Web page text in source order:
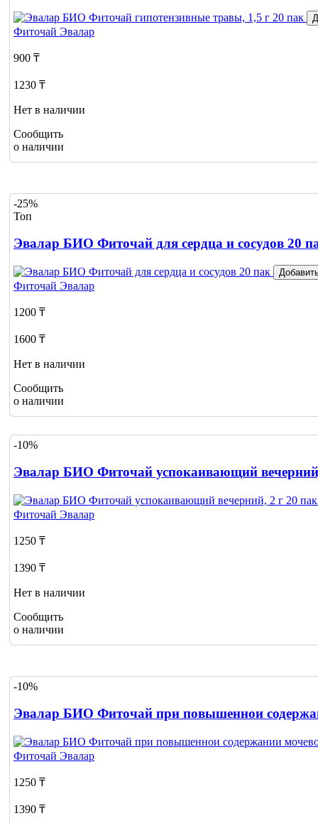
Фиточай Эвалар
900 ₸
1230 ₸
Нет в наличии
Сообщить
о наличии
-25%
Топ
Эвалар БИО Фиточай для сердца и сосудов 20
Фиточай Эвалар
1200 ₸
1600 ₸
Нет в наличии
Сообщить
о наличии
-10%
Эвалар БИО Фиточай успокаивающий
Фиточай Эвалар
1250 ₸
1390 ₸
Нет в наличии
Сообщить
о наличии
-10%
Эвалар БИО Фиточай при повышеннои
Фиточай Эвалар
1250 ₸
1390 ₸